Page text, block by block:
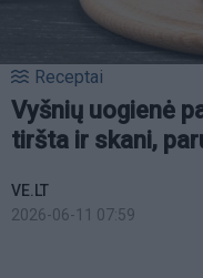
Receptai
Vyšnių uogienė
tiršta ir skani,
VE.LT
2026-06-11 07:59